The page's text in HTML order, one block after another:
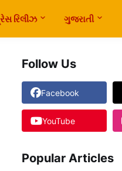
રિલીઝ ગુજરાતી
Follow Us
Facebook
YouTube
Popular Articles